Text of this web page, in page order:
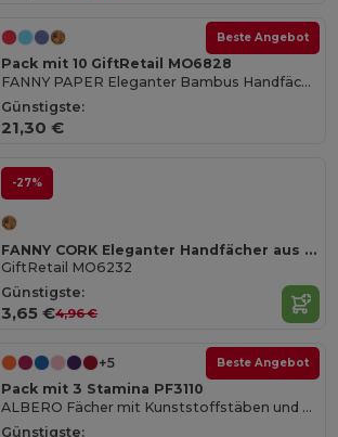
Beste Angebot
Pack mit 10 GiftRetail MO6828
FANNY PAPER Eleganter Bambus Handfächer aus Papierstoff
Günstigste:
21,30 €
-27%
FANNY CORK Eleganter Handfächer aus Holz mit Korkstoff
GiftRetail MO6232
Günstigste:
3,65 €4,96 €
Beste Angebot
+5
Pack mit 3 Stamina PF3110
ALBERO Fächer mit Kunststoffstäben und Polyestergewebe
Günstigste: